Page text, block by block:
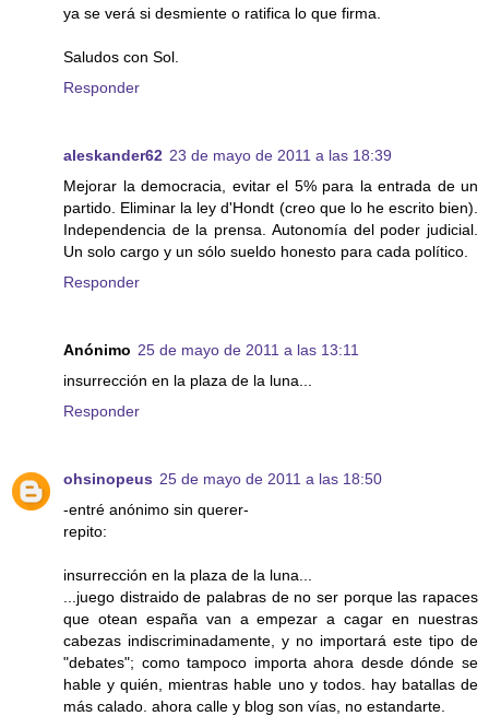
ya se verá si desmiente o ratifica lo que firma.
Saludos con Sol.
Responder
aleskander62 23 de mayo de 2011 a las 18:39
Mejorar la democracia, evitar el 5% para la entrada de un
partido. Eliminar la ley d'Hondt (creo que lo he escrito bien).
Independencia de la prensa. Autonomía del poder judicial.
Un solo cargo y un sólo sueldo honesto para cada político.
Responder
Anónimo 25 de mayo de 2011 a las 13:11
insurrección en la plaza de la luna...
Responder
ohsinopeus 25 de mayo de 2011 a las 18:50
-entré anónimo sin querer-
repito:
insurrección en la plaza de la luna...
...juego distraido de palabras de no ser porque las rapaces
que otean españa van a empezar a cagar en nuestras
cabezas indiscriminadamente, y no importará este tipo de
"debates"; como tampoco importa ahora desde dónde se
hable y quién, mientras hable uno y todos. hay batallas de
más calado. ahora calle y blog son vías, no estandarte.